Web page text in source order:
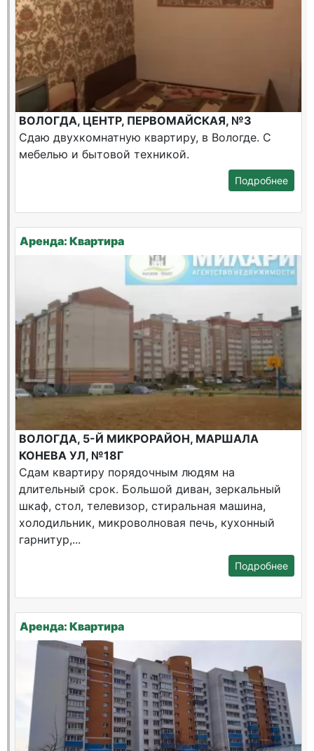
ВОЛОГДА, ЦЕНТР, ПЕРВОМАЙСКАЯ, №3
Сдаю двухкомнатную квартиру, в Вологде. С
мебелью и бытовой техникой.
Подробнее
Аренда: Квартира
ВОЛОГДА, 5-Й МИКРОРАЙОН, МАРШАЛА
КОНЕВА УЛ, №18Г
Сдам квартиру порядочным людям на
длительный срок. Большой диван, зеркальный
шкаф, стол, телевизор, стиральная машина,
холодильник, микроволновая печь, кухонный
гарнитур,...
Подробнее
Аренда: Квартира